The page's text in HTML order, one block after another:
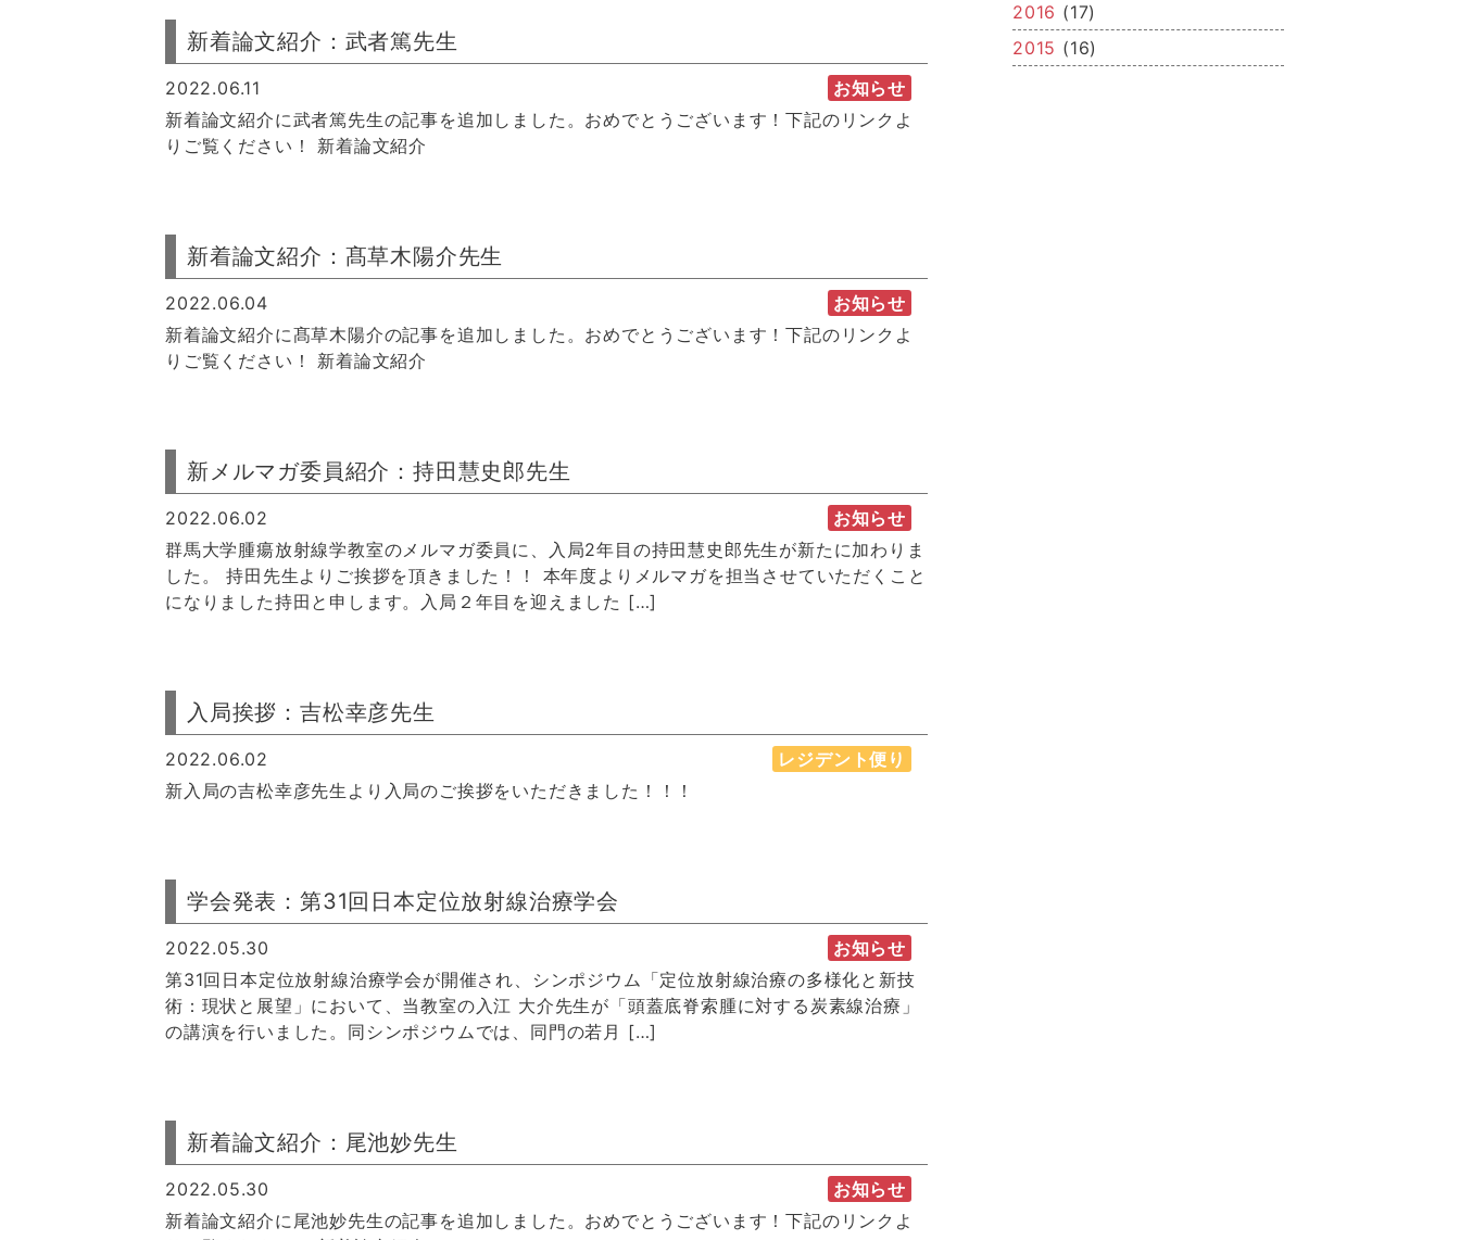
新着論文紹介：武者篤先生
2022.06.11
お知らせ
新着論文紹介に武者篤先生の記事を追加しました。おめでとうございます！下記のリンクよ
りご覧ください！ 新着論文紹介
新着論文紹介：髙草木陽介先生
2022.06.04
お知らせ
新着論文紹介に髙草木陽介の記事を追加しました。おめでとうございます！下記のリンクよ
りご覧ください！ 新着論文紹介
新メルマガ委員紹介：持田慧史郎先生
2022.06.02
お知らせ
群馬大学腫瘍放射線学教室のメルマガ委員に、入局2年目の持田慧史郎先生が新たに加わりま
した。 持田先生よりご挨拶を頂きました！！ 本年度よりメルマガを担当させていただくこと
になりました持田と申します。入局２年目を迎えました […]
入局挨拶：吉松幸彦先生
2022.06.02
レジデント便り
新入局の吉松幸彦先生より入局のご挨拶をいただきました！！！
学会発表：第31回日本定位放射線治療学会
2022.05.30
お知らせ
第31回日本定位放射線治療学会が開催され、シンポジウム「定位放射線治療の多様化と新技
術：現状と展望」において、当教室の入江 大介先生が「頭蓋底脊索腫に対する炭素線治療」
の講演を行いました。同シンポジウムでは、同門の若月 […]
新着論文紹介：尾池妙先生
2022.05.30
お知らせ
新着論文紹介に尾池妙先生の記事を追加しました。おめでとうございます！下記のリンクよ
2016 (17)
2015 (16)